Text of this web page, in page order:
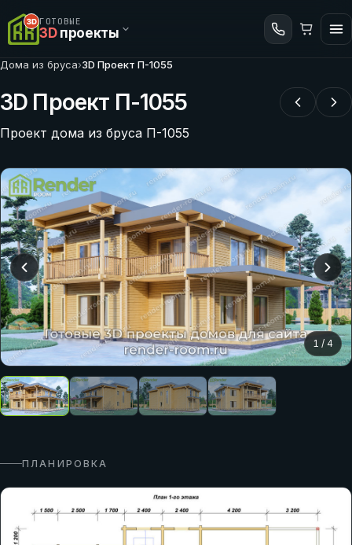
ГОТОВЫЕ
3Dпроекты
Дома из бруса›3D Проект П-1055
3D Проект П-1055
Проект дома из бруса П-1055
1 / 4
ПЛАНИРОВКА